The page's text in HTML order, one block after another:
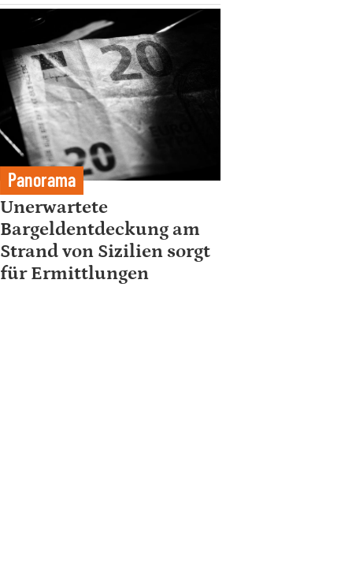
Panorama
Unerwartete
Bargeldentdeckung am
Strand von Sizilien sorgt
für Ermittlungen